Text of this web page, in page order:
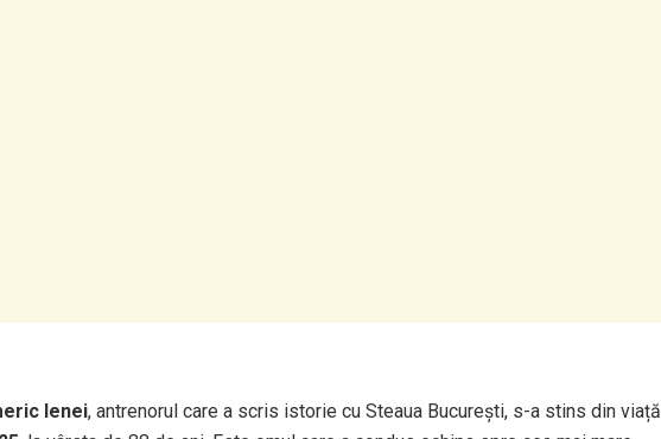
Ienei, antrenorul care a scris istorie cu Steaua București, s-a stins din viață